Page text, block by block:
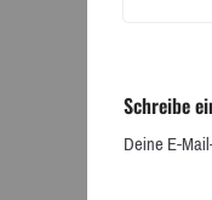
Schreibe
Deine E-